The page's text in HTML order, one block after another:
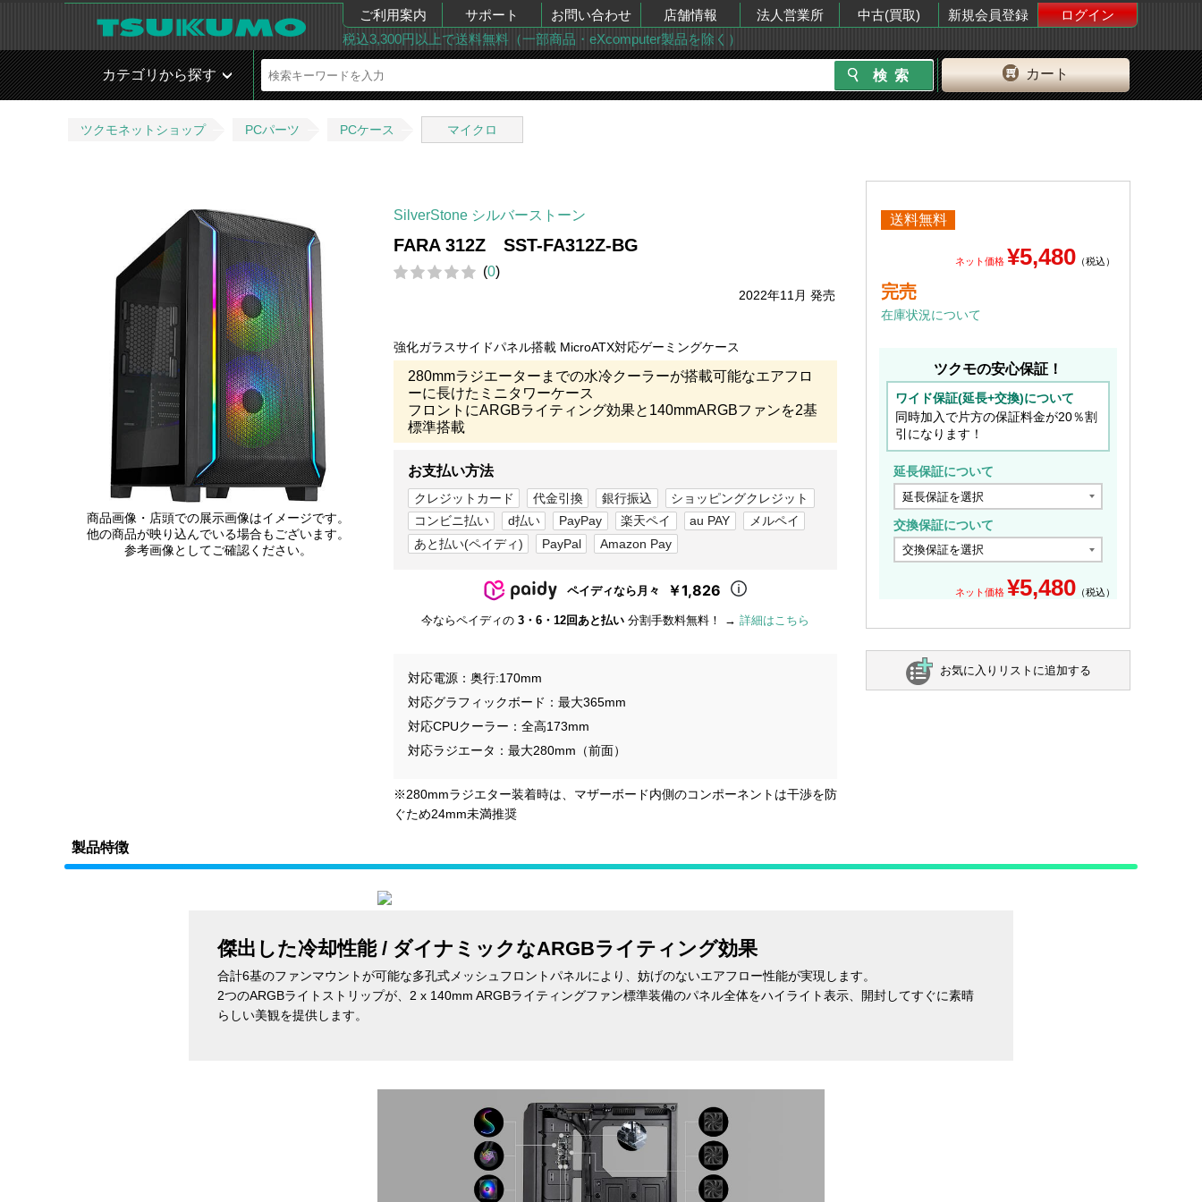
ご利用案内 サポート お問い合わせ 店舗情報 法人営業所 中古(買取) 新規会員登録
ログイン
税込3,300円以上で送料無料（一部商品・eXcomputer製品を除く）
カート
カテゴリから探す
ツクモネットショップ PCパーツ PCケース マイクロ
商品画像・店頭での展示画像はイメージです。
他の商品が映り込んでいる場合もございます。
参考画像としてご確認ください。
SilverStone シルバーストーン
FARA 312Z SST-FA312Z-BG
(0)
2022年11月 発売
強化ガラスサイドパネル搭載 MicroATX対応ゲーミングケース
280mmラジエーターまでの水冷クーラーが搭載可能なエアフロ
ーに長けたミニタワーケース
フロントにARGBライティング効果と140mmARGBファンを2基
標準搭載
お支払い方法
クレジットカード 代金引換 銀行振込
ショッピングクレジット
コンビニ払い
d払い PayPay 楽天ペイ au PAY
メルペイ
あと払い(ペイディ)
PayPal Amazon Pay
ペイディなら月々 ￥1,826
今ならペイディの 3・6・12回あと払い 分割手数料無料！ → 詳細はこちら
対応電源
奥行:170mm
対応グラフィックボード
最大365mm
対応CPUクーラー
全高173mm
対応ラジエータ
最大280mm（前面）
※280mmラジエター装着時は、マザーボード内側のコンポーネントは干渉を防
ぐため24mm未満推奨
送料無料
ネット価格 ¥5,480 （税込）
完売
在庫状況について
ツクモの安心保証！
ワイド保証(延長+交換)について
同時加入で片方の保証料金が20％割
引になります！
延長保証について
交換保証について
ネット価格 ¥5,480 （税込）
お気に入りリストに追加する
製品特徴
傑出した冷却性能 / ダイナミックなARGBライティング効果
合計6基のファンマウントが可能な多孔式メッシュフロントパネルにより、妨げのないエアフロー性能が実現します。
2つのARGBライトストリップが、2 x 140mm ARGBライティングファン標準装備のパネル全体をハイライト表示、開封してすぐに素晴
らしい美観を提供します。